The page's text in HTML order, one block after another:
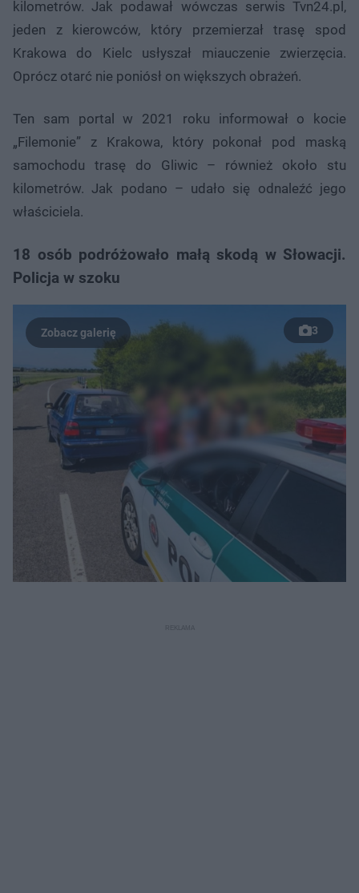
kilometrów. Jak podawał wówczas serwis Tvn24.pl,
jeden z kierowców, który przemierzał trasę spod
Krakowa do Kielc usłyszał miauczenie zwierzęcia.
Oprócz otarć nie poniósł on większych obrażeń.
Ten sam portal w 2021 roku informował o kocie
„Filemonie” z Krakowa, który pokonał pod maską
samochodu trasę do Gliwic – również około stu
kilometrów. Jak podano – udało się odnaleźć jego
właściciela.
18 osób podróżowało małą skodą w Słowacji.
Policja w szoku
3